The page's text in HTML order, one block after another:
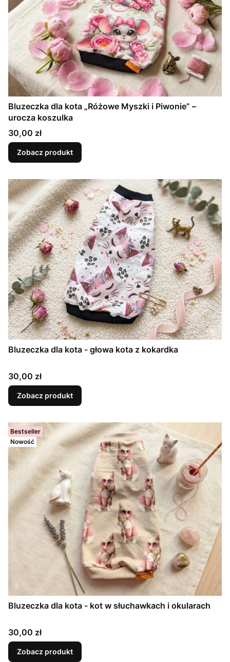
Bluzeczka dla kota „Różowe Myszki i Piwonie” –
urocza koszulka
Cena
30,00 zł
Zobacz produkt
Bluzeczka dla kota - głowa kota z kokardka
Cena
30,00 zł
Zobacz produkt
Bestseller
Nowość
Bluzeczka dla kota - kot w słuchawkach i okularach
Cena
30,00 zł
Zobacz produkt